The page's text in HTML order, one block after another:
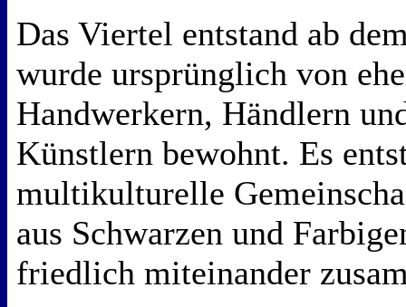
Das Viertel entstand ab
wurde ursprünglich von
Handwerkern, Händlern
Künstlern bewohnt. Es
multikulturelle
aus Schwarzen und
friedlich miteinander